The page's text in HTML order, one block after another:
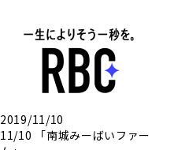
2019/11/10
11/10 「南城みーばいファー